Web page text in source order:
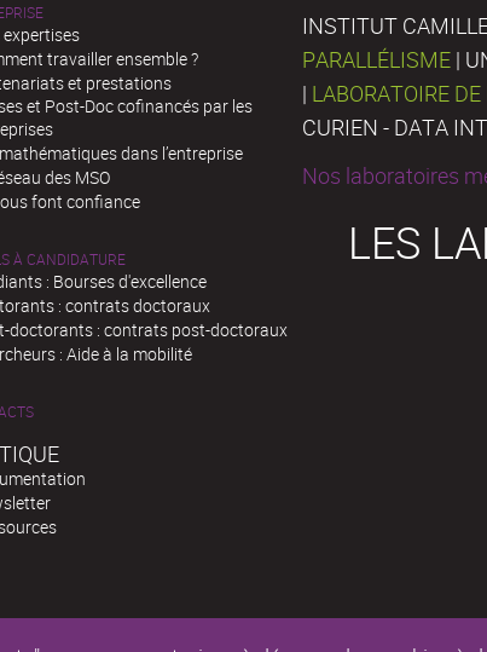
expertises
travailler ensemble ?
et prestations
et Post-Doc cofinancés par les
dans l’entreprise
des MSO
font confiance
À CANDIDATURE
: Bourses d'excellence
: contrats doctoraux
doctorants : contrats post-doctoraux
: Aide à la mobilité
INSTITUT
PARALLÉLISME |
| LABORATOIRE
CURIEN - DATA
Nos laboratoires
LES